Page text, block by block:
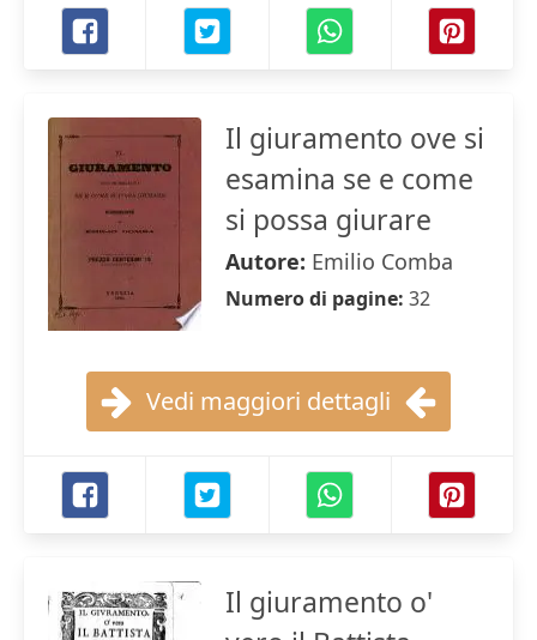
Il giuramento ove si
esamina se e come
si possa giurare
Autore: Emilio Comba
Numero di pagine: 32
Vedi maggiori dettagli
Il giuramento o'